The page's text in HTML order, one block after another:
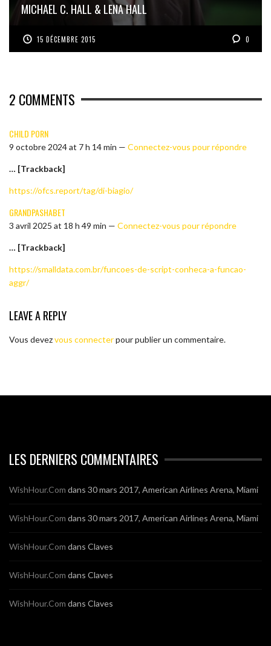
MICHAEL C. HALL & LENA HALL
15 DÉCEMBRE 2015 0
2 COMMENTS
CHILD PORN
9 octobre 2024 at 7 h 14 min — Connectez-vous pour répondre
… [Trackback]
https://ofcs.report/tag/di-biagio/
GRANDPASHABET
3 avril 2025 at 18 h 49 min — Connectez-vous pour répondre
… [Trackback]
https://smalldata.com.br/funcoes-de-script-conheca-a-funcao-
aggr/
LEAVE A REPLY
Vous devezvous connecterpour publier un commentaire.
LES DERNIERS COMMENTAIRES
WishHour.Com dans 30 mars 2017, American Airlines Arena, Miami
WishHour.Com dans 30 mars 2017, American Airlines Arena, Miami
WishHour.Com dans Claves
WishHour.Com dans Claves
WishHour.Com dans Claves